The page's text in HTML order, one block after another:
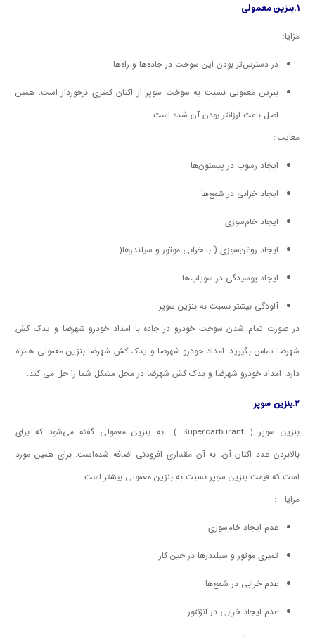
۱.بنزین معمولی
مزایا:
در دسترس‌تر بودن این سوخت در جاده‌ها و راه‌ها
بنزین معمولی نسبت به سوخت سوپر از اکتان کمتری برخوردار است. همین
اصل باعث ارزانتر بودن آن شده است.
معایب:
ایجاد رسوب در پیستون‌ها
ایجاد خرابی در شمع‌ها
ایجاد خام‌سوزی
ایجاد روغن‌سوزی ( با خرابی موتور و سیلندرها(
ایجاد پوسیدگی در سوپاپ‌ها
آلودگی بیشتر نسبت به بنزین سوپر
در صورت تمام شدن سوخت خودرو در جاده با امداد خودرو شهرضا و یدک کش
شهرضا تماس بگیرید. امداد خودرو شهرضا و یدک کش شهرضا بنزین معمولی همراه
دارد. امداد خودرو شهرضا و یدک کش شهرضا در محل مشکل شما را حل می کند.
۲.بنزین سوپر
بنزین سوپر ( Supercarburant )
به بنزین معمولی گفته می‌شود که برای
بالابردن عدد اکتان آن، به آن مقداری افزودنی اضافه شده‌است. برای همین مورد
است که قیمت بنزین سوپر نسبت به بنزین معمولی بیشتر است.
مزایا
:
عدم ایجاد خام‌سوزی
تمیزی موتور و سیلندرها در حین کار
عدم خرابی در شمع‌ها
عدم ایجاد خرابی در انژکتور